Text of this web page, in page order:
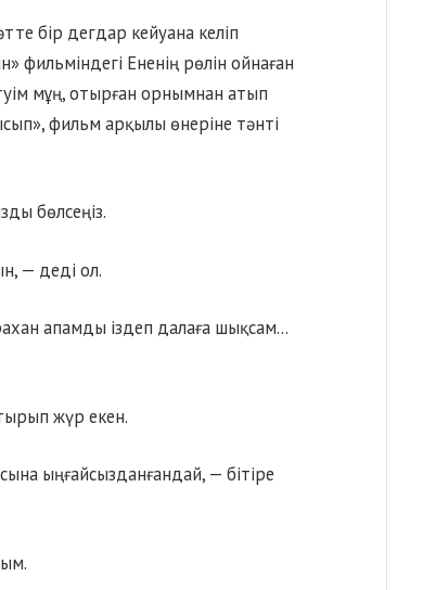
бір дегдар кейуана келіп
фильміндегі Ененің рөлін ойнаған
мұң, отырған орнымнан атып
фильм арқылы өнеріне тәнті
бөлсеңіз.
— деді ол.
апамды іздеп далаға шықсам…
жүр екен.
ыңғайсызданғандай, — бітіре